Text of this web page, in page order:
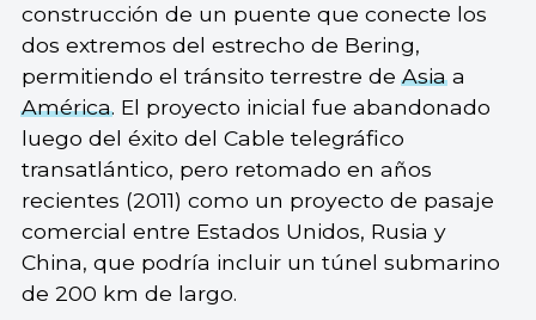
construcción de un puente que conecte los
dos extremos del estrecho de Bering,
permitiendo el tránsito terrestre deAsiaa
América. El proyecto inicial fue abandonado
luego del éxito del Cable telegráfico
transatlántico, pero retomado en años
recientes (2011) como un proyecto de pasaje
comercial entre Estados Unidos, Rusia y
China, que podría incluir un túnel submarino
de 200 km de largo.